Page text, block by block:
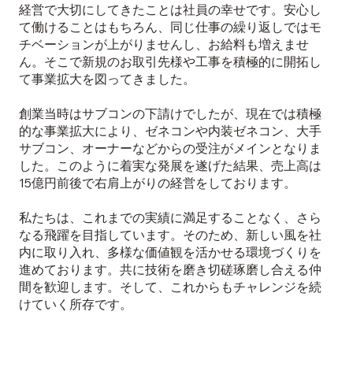
経営で大切にしてきたことは社員の幸せです。安心し
て働けることはもちろん、同じ仕事の繰り返しではモ
チベーションが上がりませんし、お給料も増えませ
ん。そこで新規のお取引先様や工事を積極的に開拓し
て事業拡大を図ってきました。
創業当時はサブコンの下請けでしたが、現在では積極
的な事業拡大により、ゼネコンや内装ゼネコン、大手
サブコン、オーナーなどからの受注がメインとなりま
した。このように着実な発展を遂げた結果、売上高は
15億円前後で右肩上がりの経営をしております。
私たちは、これまでの実績に満足することなく、さら
なる飛躍を目指しています。そのため、新しい風を社
内に取り入れ、多様な価値観を活かせる環境づくりを
進めております。共に技術を磨き切磋琢磨し合える仲
間を歓迎します。そして、これからもチャレンジを続
けていく所存です。